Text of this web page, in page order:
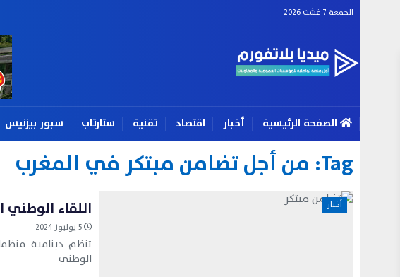
الجمعة 7 غشت 2026
الصفحة الرئيسية أخبار اقتصاد تقنية ستارتاب سبور بيزنيس
Tag: من أجل تضامن مبتكر في المغرب
أخبار اللقاء
تنظم دينامية
الوطني